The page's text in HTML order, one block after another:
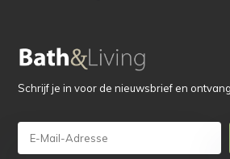
Schrijf je in voor de nieuwsbrief en